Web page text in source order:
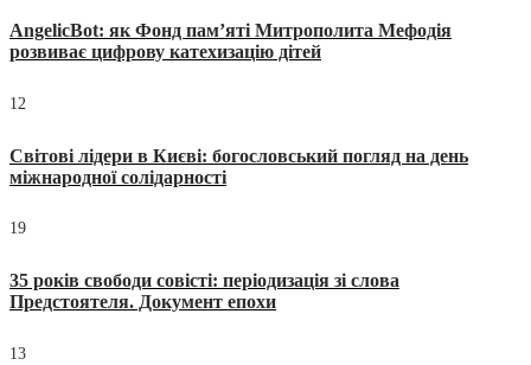
AngelicBot: як Фонд пам’яті Митрополита Мефодія
розвиває цифрову катехизацію дітей
12
Світові лідери в Києві: богословський погляд на день
міжнародної солідарності
19
35 років свободи совісті: періодизація зі слова
Предстоятеля. Документ епохи
13